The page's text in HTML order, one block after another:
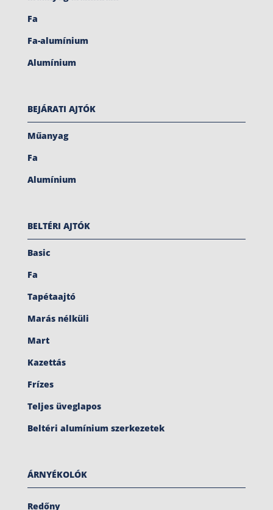
Fa
Fa-alumínium
Alumínium
BEJÁRATI AJTÓK
Műanyag
Fa
Alumínium
BELTÉRI AJTÓK
Basic
Fa
Tapétaajtó
Marás nélküli
Mart
Kazettás
Frízes
Teljes üveglapos
Beltéri alumínium szerkezetek
ÁRNYÉKOLÓK
Redőny